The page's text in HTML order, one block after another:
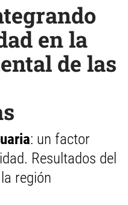
en la
de las
: un factor
Resultados del
región